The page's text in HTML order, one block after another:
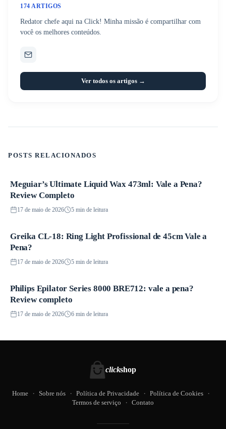
174 ARTIGOS
Redator chefe aqui na Click! Minha missão é compartilhar com
você os melhores conteúdos.
Ver todos os artigos →
POSTS RELACIONADOS
Produtos
Meguiar’s Ultimate Liquid Wax 473ml: Vale a Pena?
Review Completo
17 de maio de 2026 5 min de leitura
Produtos
Greika CL-18: Ring Light Profissional de 45cm Vale a
Pena?
17 de maio de 2026 5 min de leitura
Produtos
Philips Epilator Series 8000 BRE712: vale a pena?
Review completo
17 de maio de 2026 6 min de leitura
clickshop
Home Sobre nós Política de Privacidade
Política de Cookies
Termos de serviço
Contato